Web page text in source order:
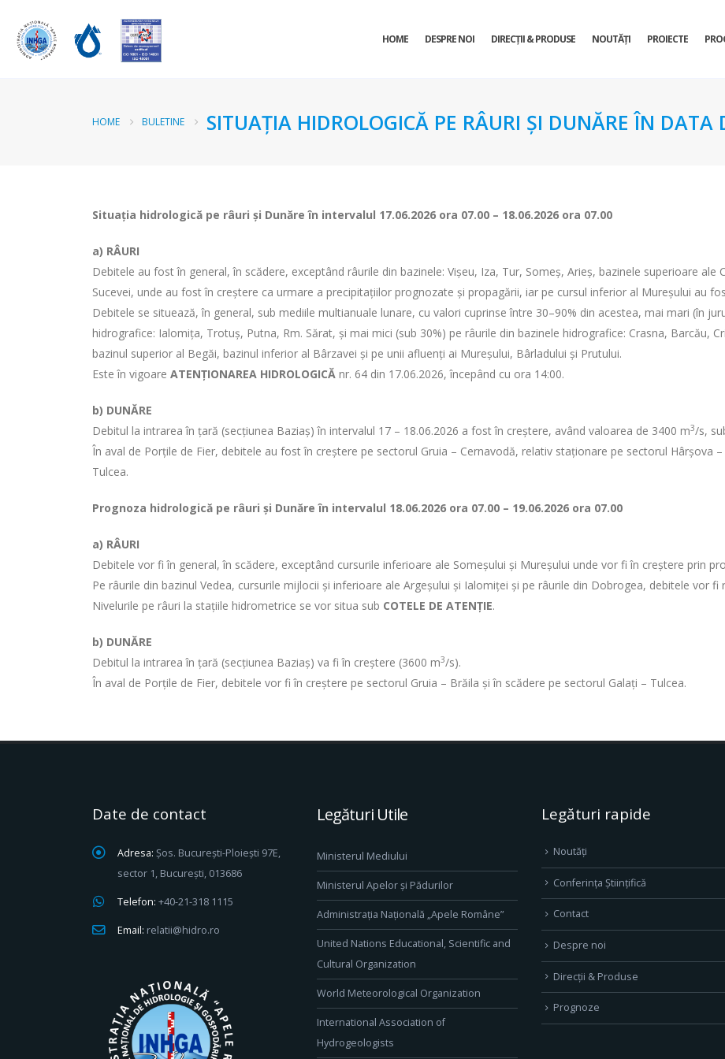
HOME DESPRE NOI DIRECŢII & PRODUSE NOUTĂȚI PROIECTE
HOME BULETINE SITUAȚIA HIDROLOGICĂ PE RÂURI ȘI DUNĂRE ÎN
Situația hidrologică pe râuri și Dunăre în intervalul 17.06.2026 ora 07.00 – 18.06.2026 ora 07.00
a) RÂURI
Debitele au fost în general, în scădere, exceptând râurile din bazinele: Vișeu, Iza, Tur, Someș, Arieș, bazinele superioare
Sucevei, unde au fost în creștere ca urmare a precipitațiilor prognozate și propagării, iar pe cursul inferior al Mureșului au
Debitele se situează, în general, sub mediile multianuale lunare, cu valori cuprinse între 30–90% din acestea, mai mari (în
hidrografice: Ialomița, Trotuș, Putna, Rm. Sărat, și mai mici (sub 30%) pe râurile din bazinele hidrografice: Crasna, Barcău,
bazinul superior al Begăi, bazinul inferior al Bârzavei și pe unii afluenți ai Mureșului, Bârladului și Prutului.
Este în vigoare ATENȚIONAREA HIDROLOGICĂ nr. 64 din 17.06.2026, începând cu ora 14:00.
b) DUNĂRE
Debitul la intrarea în țară (secțiunea Baziaș) în intervalul 17 – 18.06.2026 a fost în creștere, având valoarea de 3400 m3/s,
În aval de Porţile de Fier, debitele au fost în creștere pe sectorul Gruia – Cernavodă, relativ staționare pe sectorul Hârșova
Tulcea.
Prognoza hidrologică pe râuri și Dunăre în intervalul 18.06.2026 ora 07.00 – 19.06.2026 ora 07.00
a) RÂURI
Debitele vor fi în general, în scădere, exceptând cursurile inferioare ale Someșului și Mureșului unde vor fi în creștere prin
Pe râurile din bazinul Vedea, cursurile mijlocii și inferioare ale Argeșului și Ialomiței și pe râurile din Dobrogea, debitele vor fi
Nivelurile pe râuri la stațiile hidrometrice se vor situa sub COTELE DE ATENȚIE.
b) DUNĂRE
Debitul la intrarea în țară (secțiunea Baziaș) va fi în creștere (3600 m3/s).
În aval de Porțile de Fier, debitele vor fi în creștere pe sectorul Gruia – Brăila și în scădere pe sectorul Galați – Tulcea.
Date de contact
Adresa: Șos. București-Ploiești 97E,
sector 1, București, 013686
Telefon: +40-21-318 1115
Email: relatii@hidro.ro
Legături Utile
Ministerul Mediului
Ministerul Apelor și Pădurilor
Administrația Națională „Apele Române”
United Nations Educational, Scientific and
Cultural Organization
World Meteorological Organization
International Association of
Hydrogeologists
Legături rapide
Noutăți
Conferința Științifică
Contact
Despre noi
Direcţii & Produse
Prognoze